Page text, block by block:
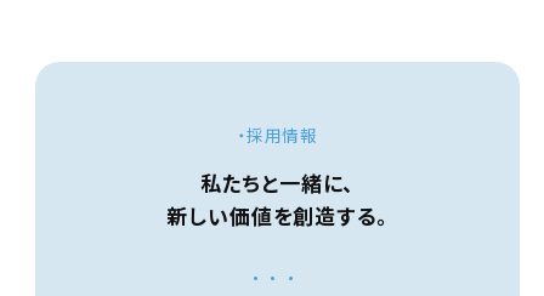
・採用情報
私たちと一緒に、
新しい価値を創造する。
...